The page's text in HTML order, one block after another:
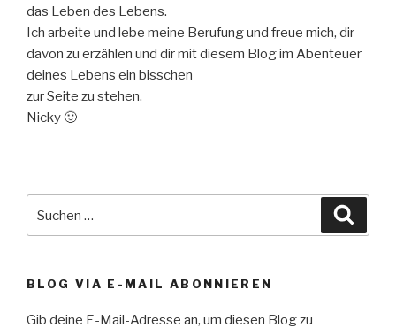
das Leben des Lebens.
Ich arbeite und lebe meine Berufung und freue mich, dir
davon zu erzählen und dir mit diesem Blog im Abenteuer
deines Lebens ein bisschen
zur Seite zu stehen.
Nicky 🙂
BLOG VIA E-MAIL ABONNIEREN
Gib deine E-Mail-Adresse an, um diesen Blog zu